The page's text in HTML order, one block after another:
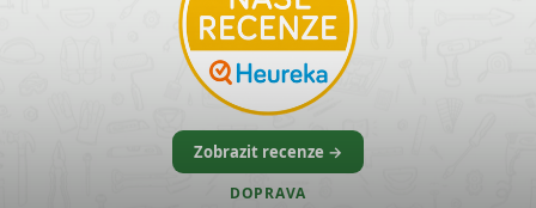
Zobrazit recenze →
DOPRAVA